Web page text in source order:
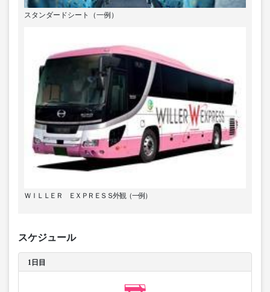
スタンダードシート（一例）
ＷＩＬＬＥＲ ＥＸＰＲＥＳＳ外観（一例）
スケジュール
1日目